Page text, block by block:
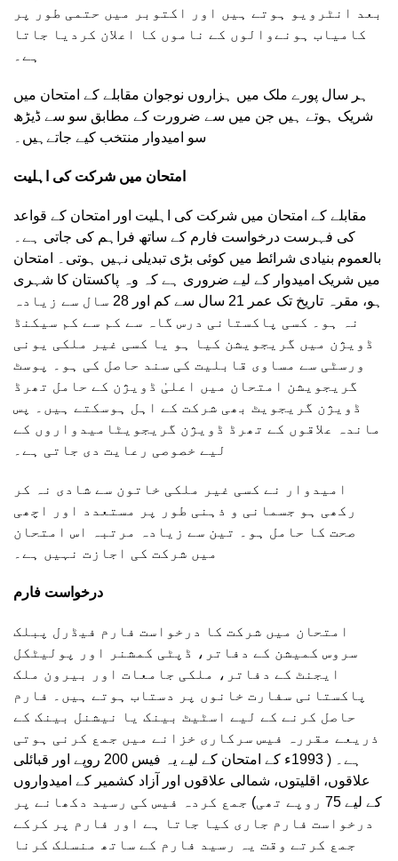
بعد انٹرویو ہوتے ہیں اور اکتوبر میں حتمی طور پر
کامیاب ہونےوالوں کے ناموں کا اعلان کردیا جاتا
ہے۔
ہر سال پورے ملک میں ہزاروں نوجوان مقابلے کے امتحان میں
شریک ہوتے ہیں جن میں سے ضرورت کے مطابق سو سے ڈیڑھ
سو امیدوار منتخب کیے جاتےہیں۔
امتحان میں شرکت کی اہلیت
مقابلے کے امتحان میں شرکت کی اہلیت اور امتحان کے قواعد
کی فہرست درخواست فارم کے ساتھ فراہم کی جاتی ہے۔
بالعموم بنیادی شرائط میں کوئی بڑی تبدیلی نہیں ہوتی۔ امتحان
میں شریک امیدوار کے لیے ضروری ہے کہ وہ پاکستان کا شہری
ہو، مقرہ تاریخ تک عمر 21 سال سے کم اور 28 سال سے زیادہ
نہ ہو۔ کسی پاکستانی درس گاہ سے کم سے کم سیکنڈ
ڈویژن میں گریجویشن کیا ہو یا کسی غیر ملکی یونی
ورسٹی سے مساوی قابلیت کی سند حاصل کی ہو۔ پوسٹ
گریجویشن امتحان میں اعلیٰ ڈویژن کے حامل تھرڈ
ڈویژن گریجویٹ بھی شرکت کے اہل ہوسکتے ہیں۔ پس
ماندہ علاقوں کے تھرڈ ڈویژن گریجویٹامیدواروں کے
لیے خصوصی رعایت دی جاتی ہے۔
امیدوار نے کسی غیر ملکی خاتون سے شادی نہ کر
رکھی ہو جسمانی و ذہنی طور پر مستعدد اور اچھی
صحت کا حامل ہو۔ تین سے زیادہ مرتبہ اس امتحان
میں شرکت کی اجازت نہیں ہے۔
درخواست فارم
امتحان میں شرکت کا درخواست فارم فیڈرل پبلک
سروس کمیشن کے دفاتر، ڈپٹی کمشنر اور پولیٹکل
ایجنٹ کے دفاتر، ملکی جامعات اور بیرون ملک
پاکستانی سفارت خانوں پر دستاب ہوتے ہیں۔ فارم
حاصل کرنے کے لیے اسٹیٹ بینک یا نیشنل بینک کے
ذریعے مقررہ فیس سرکاری خزانے میں جمع کرنی ہوتی
ہے۔ ( 1993ء کے امتحان کے لیے یہ فیس 200 روپے اور قبائلی
علاقوں، اقلیتوں، شمالی علاقوں اور آزاد کشمیر کے امیدواروں
کے لیے 75 روپے تھی) جمع کردہ فیس کی رسید دکھانے پر
درخواست فارم جاری کیا جاتا ہے اور فارم پر کرکے
جمع کرتے وقت یہ رسید فارم کے ساتھ منسلک کرنا